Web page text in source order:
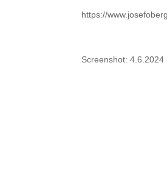
https://
Screenshot: 4.6.2024